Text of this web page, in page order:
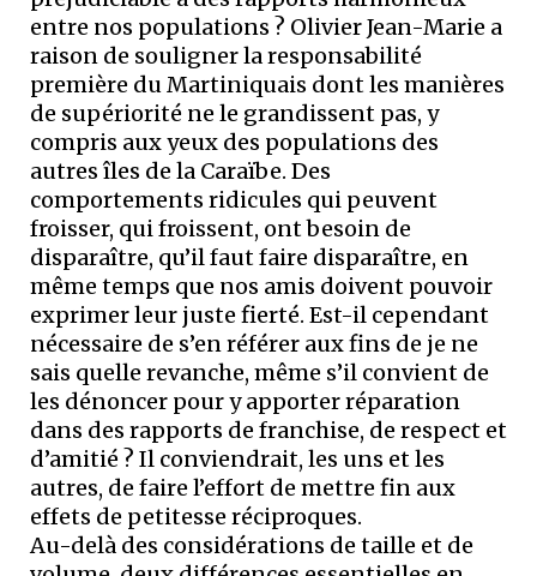
entre nos populations ? Olivier Jean-Marie a
raison de souligner la responsabilité
première du Martiniquais dont les manières
de supériorité ne le grandissent pas, y
compris aux yeux des populations des
autres îles de la Caraïbe. Des
comportements ridicules qui peuvent
froisser, qui froissent, ont besoin de
disparaître, qu’il faut faire disparaître, en
même temps que nos amis doivent pouvoir
exprimer leur juste fierté. Est-il cependant
nécessaire de s’en référer aux fins de je ne
sais quelle revanche, même s’il convient de
les dénoncer pour y apporter réparation
dans des rapports de franchise, de respect et
d’amitié ? Il conviendrait, les uns et les
autres, de faire l’effort de mettre fin aux
effets de petitesse réciproques.
Au-delà des considérations de taille et de